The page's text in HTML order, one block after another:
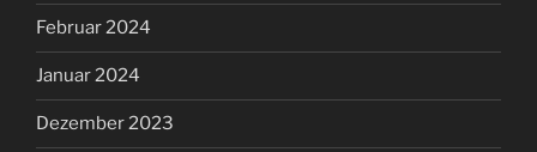
Februar 2024
Januar 2024
Dezember 2023